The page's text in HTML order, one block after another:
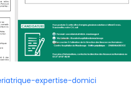
expertise-domici